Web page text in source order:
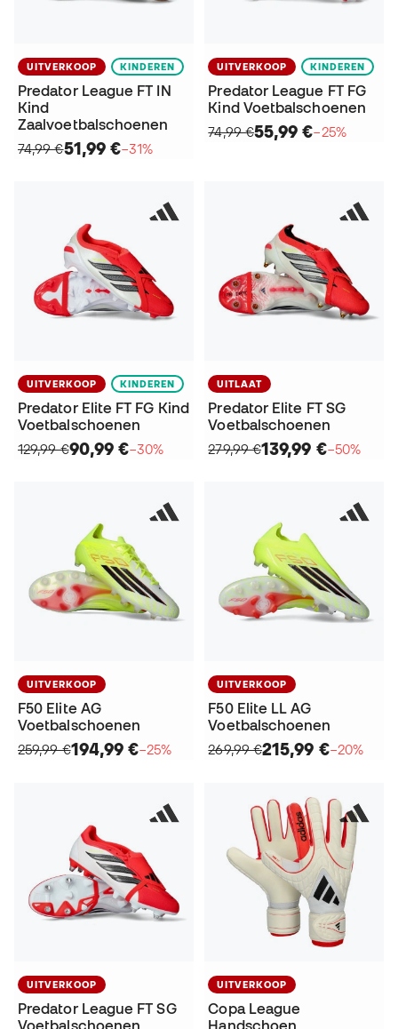
UITVERKOOP KINDEREN
Predator League FT IN
Kind
Zaalvoetbalschoenen
74,99 €51,99 €−31%
UITVERKOOP KINDEREN
Predator League FT FG
Kind Voetbalschoenen
74,99 €55,99 €−25%
UITVERKOOP KINDEREN
Predator Elite FT FG Kind
Voetbalschoenen
129,99 €90,99 €−30%
UITLAAT
Predator Elite FT SG
Voetbalschoenen
279,99 €139,99 €−50%
UITVERKOOP
F50 Elite AG
Voetbalschoenen
259,99 €194,99 €−25%
UITVERKOOP
F50 Elite LL AG
Voetbalschoenen
269,99 €215,99 €−20%
UITVERKOOP
Predator League FT SG
Voetbalschoenen
UITVERKOOP
Copa League
Handschoen